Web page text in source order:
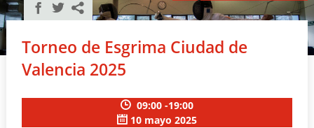
Valencia en deporte
Portal de Transparencia
Torneo de Esgrima Ciudad de
Valencia 2025
09:00 -19:00
10 mayo 2025